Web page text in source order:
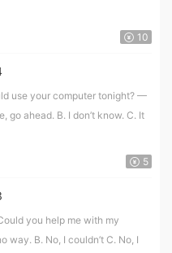
10
use your computer tonight? —
go ahead. B. I don’t know. C. It
5
you help me with my
way. B. No, I couldn’t C. No, I